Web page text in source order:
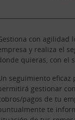
con agilidad
y realiza el
quieras, con el
seguimiento
gestionar
pagos de tu
te